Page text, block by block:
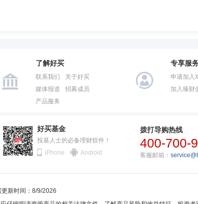
了解好买
联系我们
关于好买
媒体报道
招募成员
产品服务
专享服
申请加入
加入臻财
好买基金
投基人士的必备理财软件！
iPhone
Android
拨打导购热线
400-700-
客服邮箱：
新时间：8/9/2026